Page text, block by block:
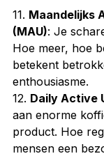
11. Maandelijks
(MAU): Je
Hoe meer, hoe
betekent
enthousiasme.
12. Daily Active
aan enorme
product. Hoe
mensen een